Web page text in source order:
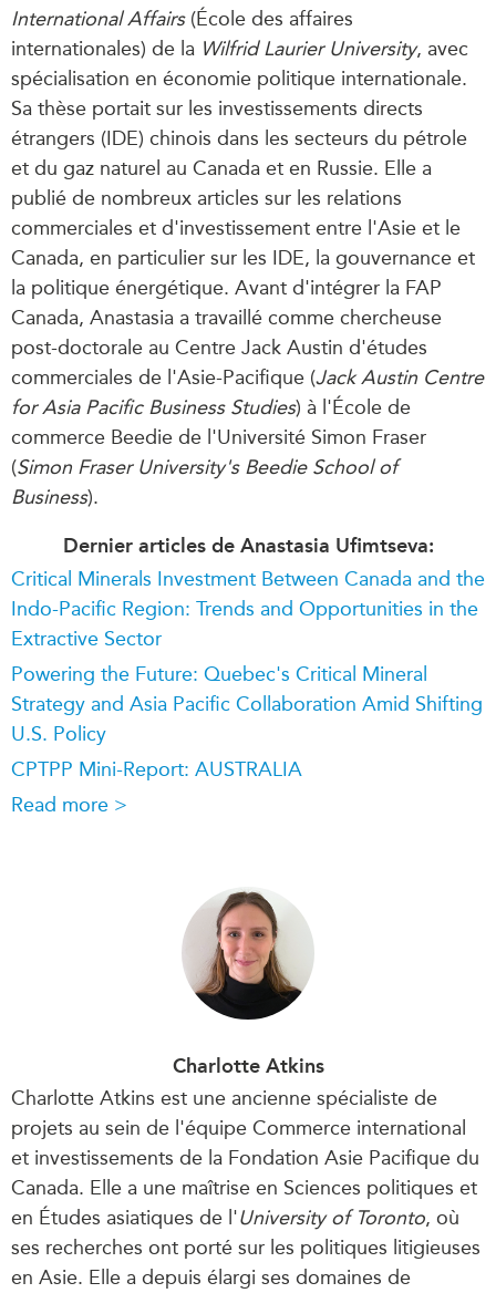
International Affairs(École des affaires
internationales) de la Wilfrid Laurier University, avec
spécialisation en économie politique internationale.
Sa thèse portait sur les investissements directs
étrangers (IDE) chinois dans les secteurs du pétrole
et du gaz naturel au Canada et en Russie. Elle a
publié de nombreux articles sur les relations
commerciales et d'investissement entre l'Asie et le
Canada, en particulier sur les IDE, la gouvernance et
la politique énergétique. Avant d'intégrer la FAP
Canada, Anastasia a travaillé comme chercheuse
post-doctorale au Centre Jack Austin d'études
commerciales de l'Asie-Pacifique (Jack Austin Centre
for Asia Pacific Business Studies) à l'École de
commerce Beedie de l'Université Simon Fraser
(Simon Fraser University's Beedie School of
Business).
Dernier articles de Anastasia Ufimtseva:
Critical Minerals Investment Between Canada and the
Indo-Pacific Region: Trends and Opportunities in the
Extractive Sector
Powering the Future: Quebec's Critical Mineral
Strategy and Asia Pacific Collaboration Amid Shifting
U.S. Policy
CPTPP Mini-Report: AUSTRALIA
Read more >
Charlotte Atkins
Charlotte Atkins est une ancienne spécialiste de
projets au sein de l'équipe Commerce international
et investissements de la Fondation Asie Pacifique du
Canada. Elle a une maîtrise en Sciences politiques et
en Études asiatiques de l'University of Toronto, où
ses recherches ont porté sur les politiques litigieuses
en Asie. Elle a depuis élargi ses domaines de